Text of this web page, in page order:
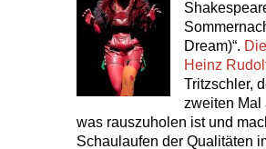
Dream)“.
Heinz
Tritzschler,
zweiten Mal
was rauszuholen ist und
Schaulaufen der Qualitäten